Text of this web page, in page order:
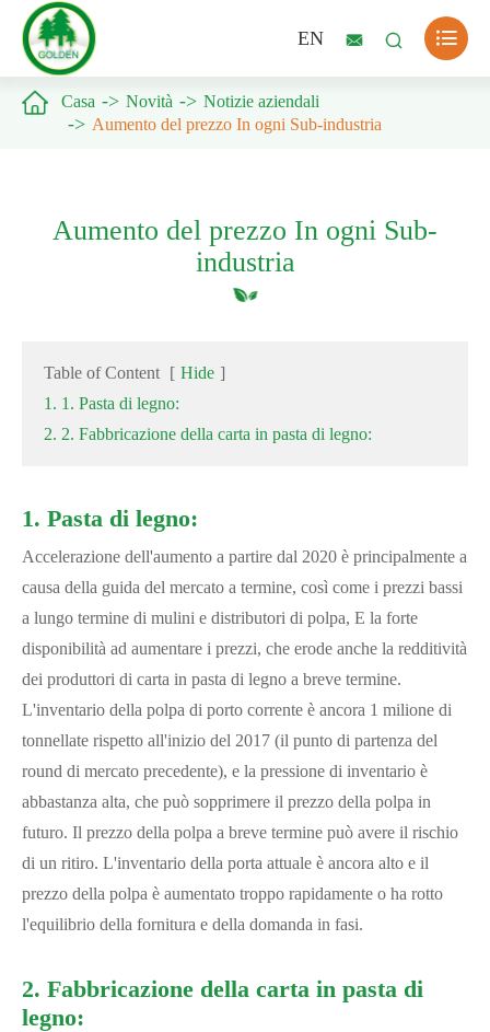
EN   
 Casa Novità
Notizie aziendali
Aumento del prezzo In ogni Sub-industria
Aumento del prezzo In ogni Sub-
industria
Table of Content [ Hide ]
1. 1. Pasta di legno:
2. 2. Fabbricazione della carta in pasta di legno:
1. Pasta di legno:
Accelerazione dell'aumento a partire dal 2020 è principalmente a
causa della guida del mercato a termine, così come i prezzi bassi
a lungo termine di mulini e distributori di polpa, E la forte
disponibilità ad aumentare i prezzi, che erode anche la redditività
dei produttori di carta in pasta di legno a breve termine.
L'inventario della polpa di porto corrente è ancora 1 milione di
tonnellate rispetto all'inizio del 2017 (il punto di partenza del
round di mercato precedente), e la pressione di inventario è
abbastanza alta, che può sopprimere il prezzo della polpa in
futuro. Il prezzo della polpa a breve termine può avere il rischio
di un ritiro. L'inventario della porta attuale è ancora alto e il
prezzo della polpa è aumentato troppo rapidamente o ha rotto
l'equilibrio della fornitura e della domanda in fasi.
2. Fabbricazione della carta in pasta di
legno: